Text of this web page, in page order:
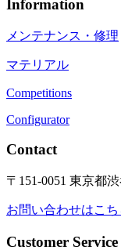
Information
メンテナンス・修理
マテリアル
Competitions
Configurator
Contact
〒151-0051 東京都
お問い合わせはこち
Customer Service